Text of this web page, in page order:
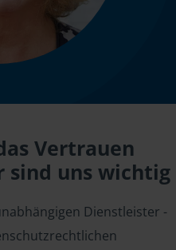
Vertrauen
sind uns wichtig
Dienstleister -